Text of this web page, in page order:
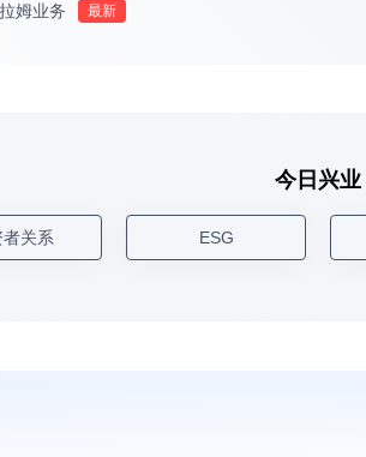
姆业务
今日兴业
关系 ESG